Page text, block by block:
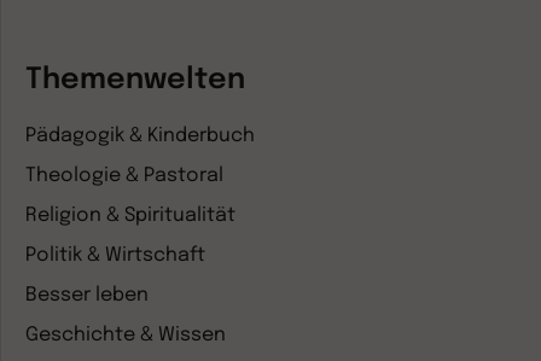
Themenwelten
Pädagogik & Kinderbuch
Theologie & Pastoral
Religion & Spiritualität
Politik & Wirtschaft
Besser leben
Geschichte & Wissen